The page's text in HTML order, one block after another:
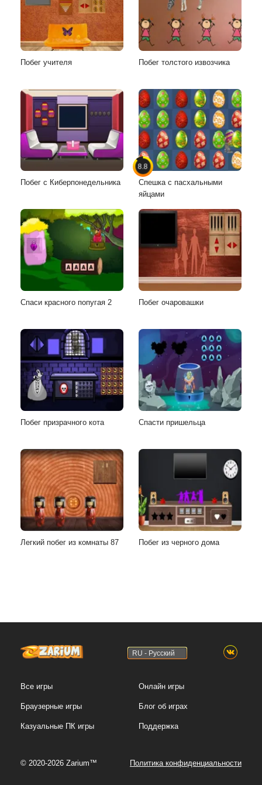
Побег учителя Побег толстого извозчика
Побег с Киберпонедельника
8.8
Спешка с пасхальными
яйцами
Спаси красного попугая 2 Побег очаровашки
Побег призрачного кота Спасти пришельца
Легкий побег из комнаты 87 Побег из черного дома
RU - Русский
Все игры
Браузерные игры
Казуальные ПК игры
Онлайн игры
Блог об играх
Поддержка
© 2020-2026 Zarium™ Политика конфиденциальности